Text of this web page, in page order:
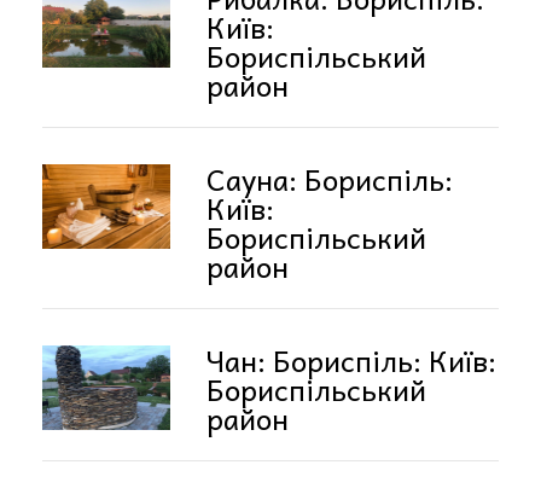
Київ:
Бориспільський
район
Сауна: Бориспіль:
Київ:
Бориспільський
район
Чан: Бориспіль: Київ:
Бориспільський
район